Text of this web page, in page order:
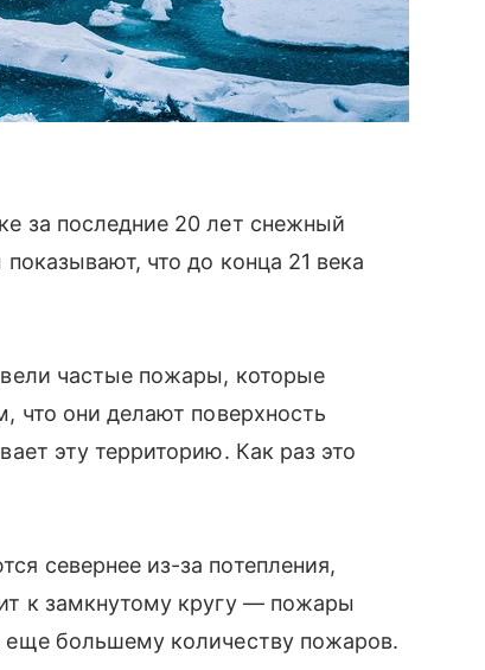
за последние 20 лет снежный
что до конца 21 века
частые пожары, которые
что они делают поверхность
эту территорию. Как раз это
севернее из-за потепления,
к замкнутому кругу — пожары
еще большему количеству пожаров.